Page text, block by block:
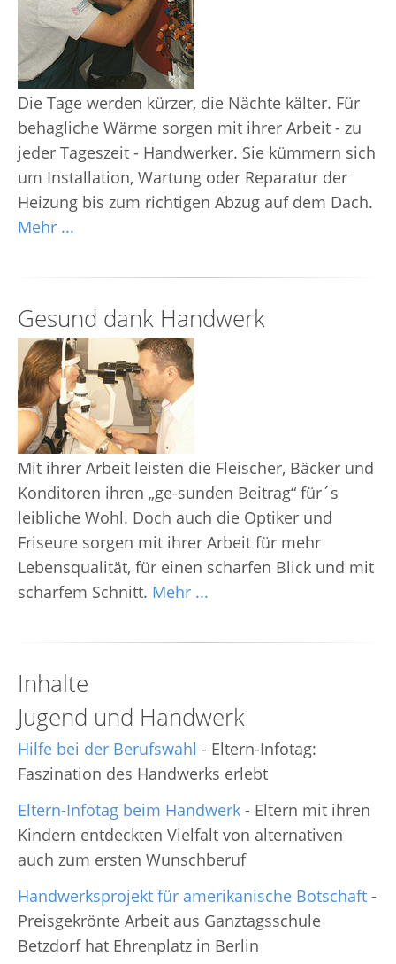
Die Tage werden kürzer, die Nächte kälter. Für
behagliche Wärme sorgen mit ihrer Arbeit - zu
jeder Tageszeit - Handwerker. Sie kümmern sich
um Installation, Wartung oder Reparatur der
Heizung bis zum richtigen Abzug auf dem Dach.
Mehr ...
Gesund dank Handwerk
Mit ihrer Arbeit leisten die Fleischer, Bäcker und
Konditoren ihren „ge-sunden Beitrag“ für´s
leibliche Wohl. Doch auch die Optiker und
Friseure sorgen mit ihrer Arbeit für mehr
Lebensqualität, für einen scharfen Blick und mit
scharfem Schnitt. Mehr ...
Inhalte
Jugend und Handwerk
Hilfe bei der Berufswahl - Eltern-Infotag:
Faszination des Handwerks erlebt
Eltern-Infotag beim Handwerk - Eltern mit ihren
Kindern entdeckten Vielfalt von alternativen
auch zum ersten Wunschberuf
Handwerksprojekt für amerikanische Botschaft -
Preisgekrönte Arbeit aus Ganztagsschule
Betzdorf hat Ehrenplatz in Berlin